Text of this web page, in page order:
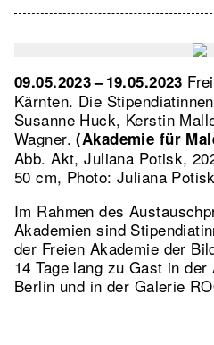
09.05.2023 – 19.05.2023
Kärnten. Die
Susanne Huck, Kerstin
Wagner.(Akademie für
Abb. Akt, Juliana Potisk,
50 cm, Photo: Juliana Potisk
Im Rahmen des
Akademien sind
der Freien Akademie der
14 Tage lang zu Gast in
Berlin und in der Galerie